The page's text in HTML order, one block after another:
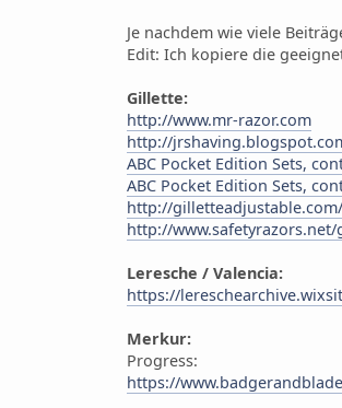
Je nachdem wie viele
Edit: Ich kopiere die
Gillette:
http://www.mr-razor.com
http://
ABC Pocket Edition Sets,
ABC Pocket Edition Sets,
http://
http://www.safetyrazors.net/
Leresche / Valencia:
https://
Merkur:
Progress:
https://